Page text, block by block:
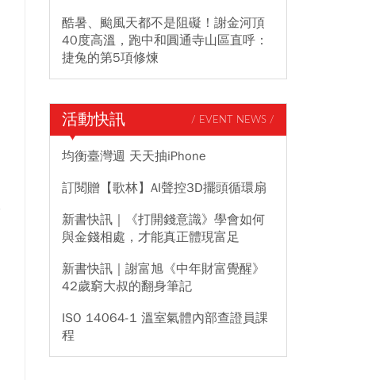
酷暑、颱風天都不是阻礙！謝金河頂
40度高溫，跑中和圓通寺山區直呼：
捷兔的第5項修煉
活動快訊 / EVENT NEWS /
均衡臺灣週 天天抽iPhone
訂閱贈【歌林】AI聲控3D擺頭循環扇
新書快訊｜《打開錢意識》學會如何
與金錢相處，才能真正體現富足
新書快訊｜謝富旭《中年財富覺醒》
42歲窮大叔的翻身筆記
ISO 14064-1 溫室氣體內部查證員課
程